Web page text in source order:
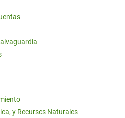
y Recursos Naturales